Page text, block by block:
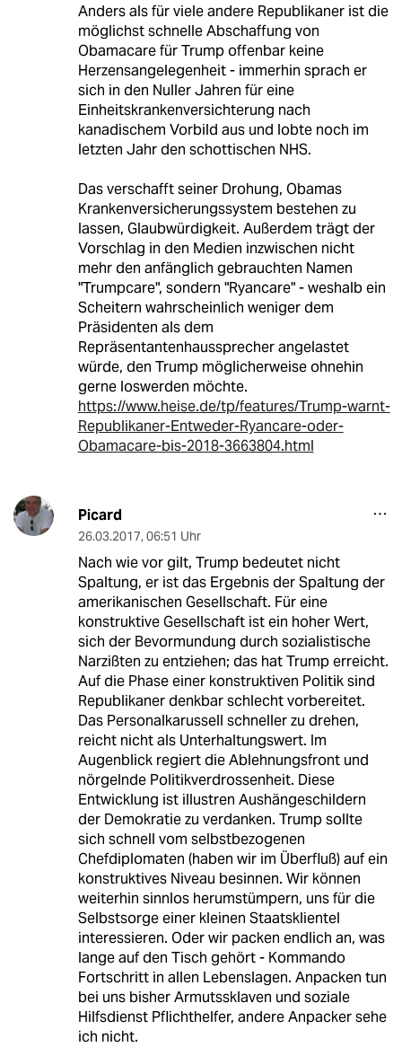
Anders als für viele andere Republikaner ist die
möglichst schnelle Abschaffung von
Obamacare für Trump offenbar keine
Herzensangelegenheit - immerhin sprach er
sich in den Nuller Jahren für eine
Einheitskrankenversichterung nach
kanadischem Vorbild aus und lobte noch im
letzten Jahr den schottischen NHS.
Das verschafft seiner Drohung, Obamas
Krankenversicherungssystem bestehen zu
lassen, Glaubwürdigkeit. Außerdem trägt der
Vorschlag in den Medien inzwischen nicht
mehr den anfänglich gebrauchten Namen
"Trumpcare", sondern "Ryancare" - weshalb ein
Scheitern wahrscheinlich weniger dem
Präsidenten als dem
Repräsentantenhaussprecher angelastet
würde, den Trump möglicherweise ohnehin
gerne loswerden möchte.
https://www.heise.de/tp/features/Trump-warnt-
Republikaner-Entweder-Ryancare-oder-
Obamacare-bis-2018-3663804.html
Picard
26.03.2017, 06:51 Uhr
Nach wie vor gilt, Trump bedeutet nicht
Spaltung, er ist das Ergebnis der Spaltung der
amerikanischen Gesellschaft. Für eine
konstruktive Gesellschaft ist ein hoher Wert,
sich der Bevormundung durch sozialistische
Narzißten zu entziehen; das hat Trump erreicht.
Auf die Phase einer konstruktiven Politik sind
Republikaner denkbar schlecht vorbereitet.
Das Personalkarussell schneller zu drehen,
reicht nicht als Unterhaltungswert. Im
Augenblick regiert die Ablehnungsfront und
nörgelnde Politikverdrossenheit. Diese
Entwicklung ist illustren Aushängeschildern
der Demokratie zu verdanken. Trump sollte
sich schnell vom selbstbezogenen
Chefdiplomaten (haben wir im Überfluß) auf ein
konstruktives Niveau besinnen. Wir können
weiterhin sinnlos herumstümpern, uns für die
Selbstsorge einer kleinen Staatsklientel
interessieren. Oder wir packen endlich an, was
lange auf den Tisch gehört - Kommando
Fortschritt in allen Lebenslagen. Anpacken tun
bei uns bisher Armutssklaven und soziale
Hilfsdienst Pflichthelfer, andere Anpacker sehe
ich nicht.